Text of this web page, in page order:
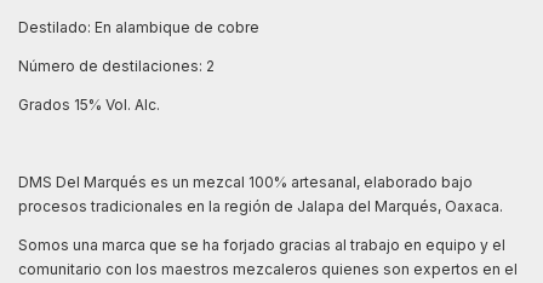
Destilado: En alambique de cobre
Número de destilaciones: 2
Grados 15% Vol. Alc.
DMS Del Marqués es un mezcal 100% artesanal, elaborado bajo
procesos tradicionales en la región de Jalapa del Marqués, Oaxaca.
Somos una marca que se ha forjado gracias al trabajo en equipo y el
comunitario con los maestros mezcaleros quienes son expertos en el